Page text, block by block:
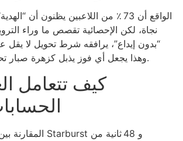
الواقع أن 73 ٪ من اللاعبين يظنون أن
نجاة، لكن الإحصائية تقصص ما وراء
وهذا يجعل أي فوز يذبل كزهرة صبار تحت شمس الصحراء.
كيف تتعامل